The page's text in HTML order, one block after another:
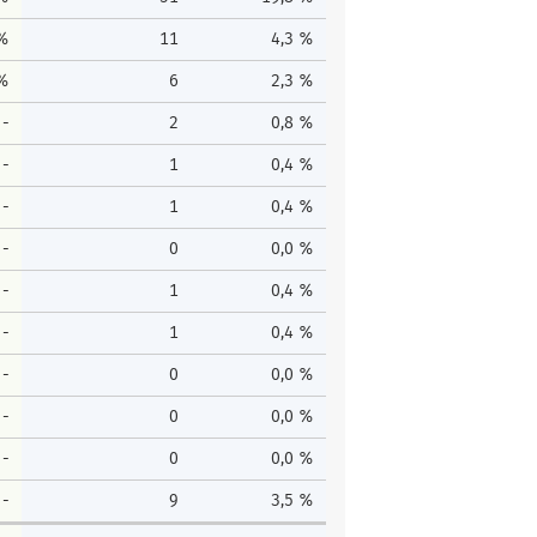
11 4,3 %
6 2,3 %
- 2 0,8 %
- 1 0,4 %
- 1 0,4 %
- 0 0,0 %
- 1 0,4 %
- 1 0,4 %
- 0 0,0 %
- 0 0,0 %
- 0 0,0 %
- 9 3,5 %